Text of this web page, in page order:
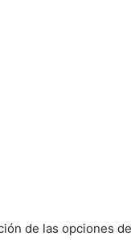
de las opciones